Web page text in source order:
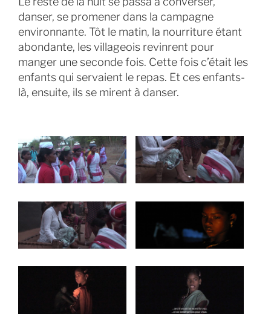
danser, se promener dans la campagne
environnante. Tôt le matin, la nourriture étant
abondante, les villageois revinrent pour
manger une seconde fois. Cette fois c’était les
enfants qui servaient le repas. Et ces enfants-
là, ensuite, ils se mirent à danser.